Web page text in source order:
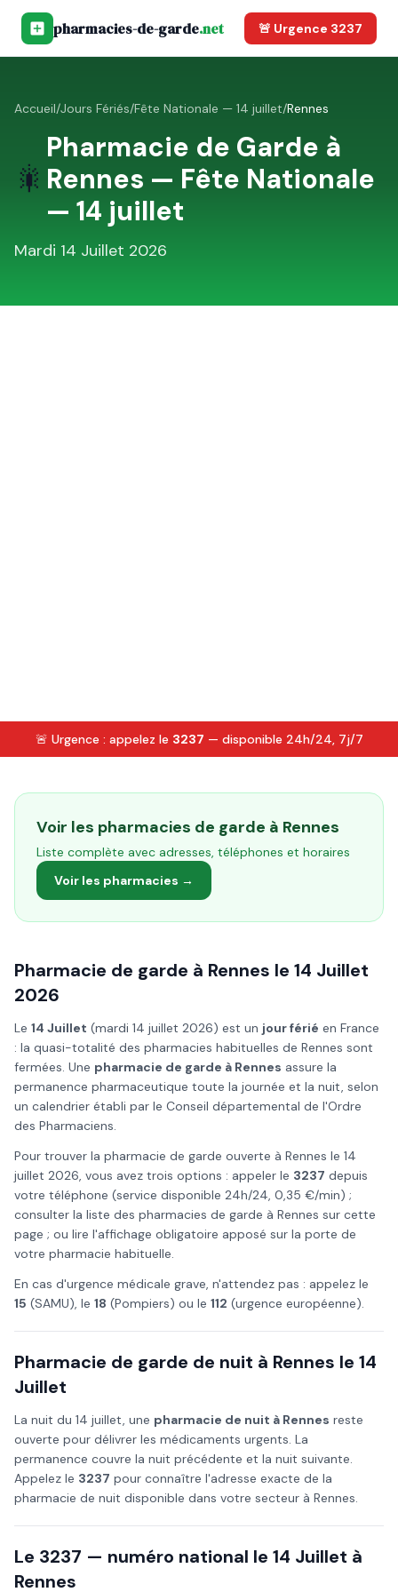
pharmacies-de-garde.net 🚨 Urgence 3237
Accueil/Jours Fériés/Fête Nationale — 14 juillet/Rennes
🎇
Pharmacie de Garde à
Rennes — Fête Nationale
— 14 juillet
Mardi 14 Juillet 2026
🚨 Urgence : appelez le 3237 — disponible 24h/24, 7j/7
Voir les pharmacies de garde à Rennes
Liste complète avec adresses, téléphones et horaires
Voir les pharmacies →
Pharmacie de garde à Rennes le 14 Juillet
2026
Le 14 Juillet (mardi 14 juillet 2026) est un jour férié en France
: la quasi-totalité des pharmacies habituelles de Rennes sont
fermées. Une pharmacie de garde à Rennes assure la
permanence pharmaceutique toute la journée et la nuit, selon
un calendrier établi par le Conseil départemental de l'Ordre
des Pharmaciens.
Pour trouver la pharmacie de garde ouverte à Rennes le 14
juillet 2026, vous avez trois options : appeler le 3237 depuis
votre téléphone (service disponible 24h/24, 0,35 €/min) ;
consulter la liste des pharmacies de garde à Rennes sur cette
page ; ou lire l'affichage obligatoire apposé sur la porte de
votre pharmacie habituelle.
En cas d'urgence médicale grave, n'attendez pas : appelez le
15 (SAMU), le 18 (Pompiers) ou le 112 (urgence européenne).
Pharmacie de garde de nuit à Rennes le 14
Juillet
La nuit du 14 juillet, une pharmacie de nuit à Rennes reste
ouverte pour délivrer les médicaments urgents. La
permanence couvre la nuit précédente et la nuit suivante.
Appelez le 3237 pour connaître l'adresse exacte de la
pharmacie de nuit disponible dans votre secteur à Rennes.
Le 3237 — numéro national le 14 Juillet à
Rennes